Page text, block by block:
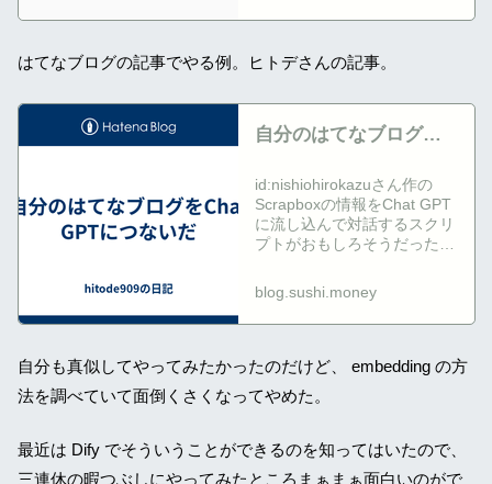
検索で見つける その文書を
ロンプトに埋め込む
はてなブログの記事でやる例。ヒトデさんの記事。
自分のはてなブログを
hitode909の日記
id:nishiohirokazuさん作の
Scrapboxの情報をChat GPT
に流し込んで対話するスクリ
プトがおもしろそうだったの
自分のScrapboxをChatGPT
につないだ - 西尾泰和の
Scrapbox自分のScrapboxか
もらえた。おもしろい。自分
い。
pic.twitter.com/ijVXEFDXGl—
趣味はマリンスポーツです
(@hitode909) 2023年3月10
blog.sushi.money
自分も真似してやってみたかったのだけど、 embedding の方
法を調べていて面倒くさくなってやめた。
最近は Dify でそういうことができるのを知ってはいたので、
三連休の暇つぶしにやってみたところまぁまぁ面白いのがで